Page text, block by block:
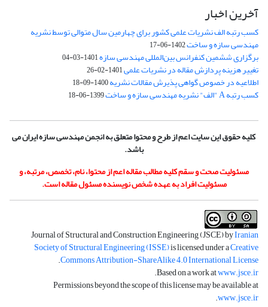
آخرین اخبار
کسب رتبه الف نشریات علمی کشور برای چهارمین سال متوالی توسط نشریه
مهندسی سازه و ساخت1402-06-17
برگزاری ششمین کنفرانس بین‌المللی مهندسی سازه1401-03-04
تغییر هزینه پردازش مقاله در نشریات علمی1401-02-26
اطلاعیه در خصوص گواهی پذیرش مقالات نشریه1400-09-18
کسب رتبه A "الف" نشریه مهندسی سازه و ساخت 1399-06-18
کلیه حقوق این سایت اعم از طرح و محتوا متعلق به انجمن مهندسی سازه ایران می
باشد.
مسئولیت صحت و سقم کلیه مطالب مقاله اعم از محتوا، نام، تخصص، مرتبه، و
مسئولیت افراد به عهده شخص نویسنده مسئول مقاله است.
Journal of Structural and Construction Engineering (JSCE) byIranian
Society of Structural Engineering (ISSE)is licensed under aCreative
Commons Attribution-ShareAlike 4.0 International License
.
Based on a work atwww.jsce.ir
.
Permissions beyond the scope of this license may be available at
www.jsce.ir
.